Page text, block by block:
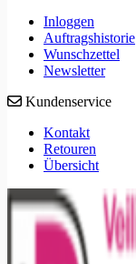
Inloggen
Auftragshistorie
Wunschzettel
Newsletter
Kundenservice
Kontakt
Retouren
Übersicht